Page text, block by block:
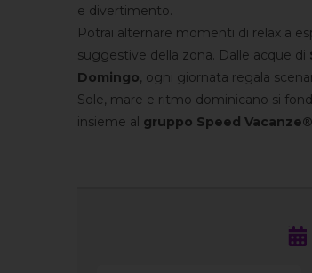
e divertimento.
Potrai alternare momenti di relax a
suggestive della zona. Dalle acque di
Domingo, ogni giornata regala
Sole, mare e ritmo dominicano si
insieme al gruppo Speed Vacanze®